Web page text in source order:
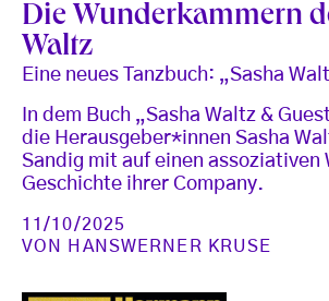
Die Wunderkammern
Waltz
Eine neues Tanzbuch: „Sasha
In dem Buch „Sasha Waltz &
die Herausgeber*innen Sasha
Sandig mit auf einen assoziativen
Geschichte ihrer Company.
11/10/2025
VON
HANSWERNER KRUSE